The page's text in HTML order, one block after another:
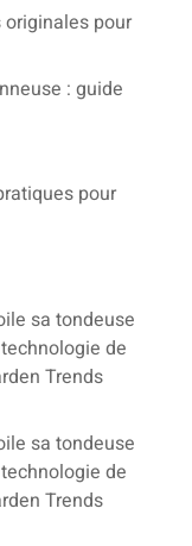
pour
: guide
pour
sa tondeuse
de
Trends
sa tondeuse
de
Trends